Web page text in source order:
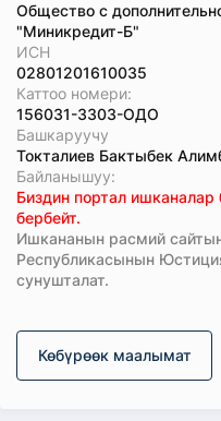
Общество с
"Миникредит-Б"
ИСН
02801201610035
Каттоо номери:
156031-3303-ОДО
Башкаруучу
Токталиев Бактыбек
Байланышуу:
Биздин портал
бербейт.
Ишкананын расмий
Республикасынын
сунушталат.
Көбүрөөк маалымат